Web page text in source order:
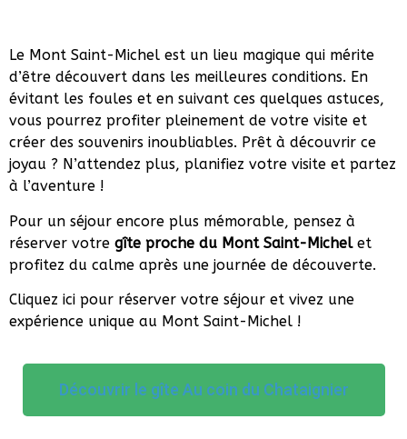
Le Mont Saint-Michel est un lieu magique qui mérite
d’être découvert dans les meilleures conditions. En
évitant les foules et en suivant ces quelques astuces,
vous pourrez profiter pleinement de votre visite et
créer des souvenirs inoubliables. Prêt à découvrir ce
joyau ? N’attendez plus, planifiez votre visite et partez
à l’aventure !
Pour un séjour encore plus mémorable, pensez à
réserver votre gîte proche du Mont Saint-Michelet
profitez du calme après une journée de découverte.
Cliquez ici pour réserver votre séjour et vivez une
expérience unique au Mont Saint-Michel !
Découvrir le gîte Au coin du Chataignier